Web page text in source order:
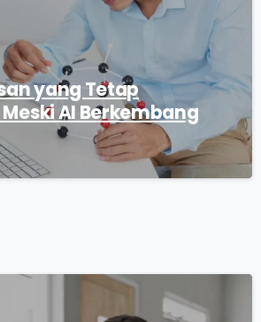
yang Tetap
AI Berkembang